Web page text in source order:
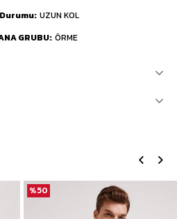
UZUN KOL
GRUBU ÖRME
%50